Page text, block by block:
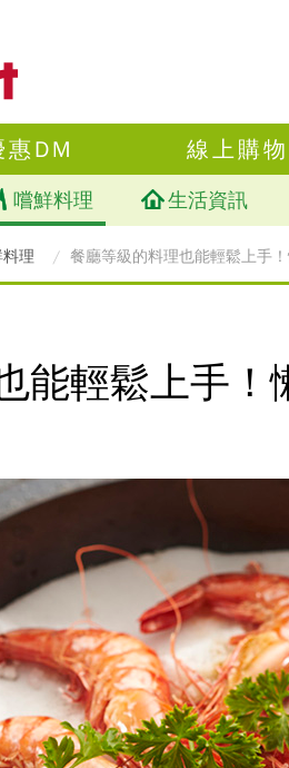
惠DM 線上購物
嚐鮮料理 生活資訊
理 餐廳等級的料理也能輕鬆上手！
能輕鬆上手！